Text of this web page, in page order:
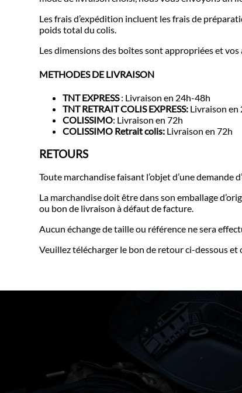
Les frais d’expédition incluent les frais de
poids total du colis.
Les dimensions des boîtes sont appropriées et
METHODES DE LIVRAISON
TNT EXPRESS: Livraison en 24h-48h
TNT RETRAIT COLIS EXPRESS: Livraison en
COLISSIMO: Livraison en 72h
COLISSIMO Retrait colis: Livraison en 72h
RETOURS
Toute marchandise faisant l’objet d’une
La marchandise doit être dans son emballage
ou bon de livraison à défaut de facture.
Aucun échange de taille ou référence ne sera
Veuillez télécharger le bon de retour ci-dessous